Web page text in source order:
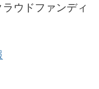
ウドファンディ